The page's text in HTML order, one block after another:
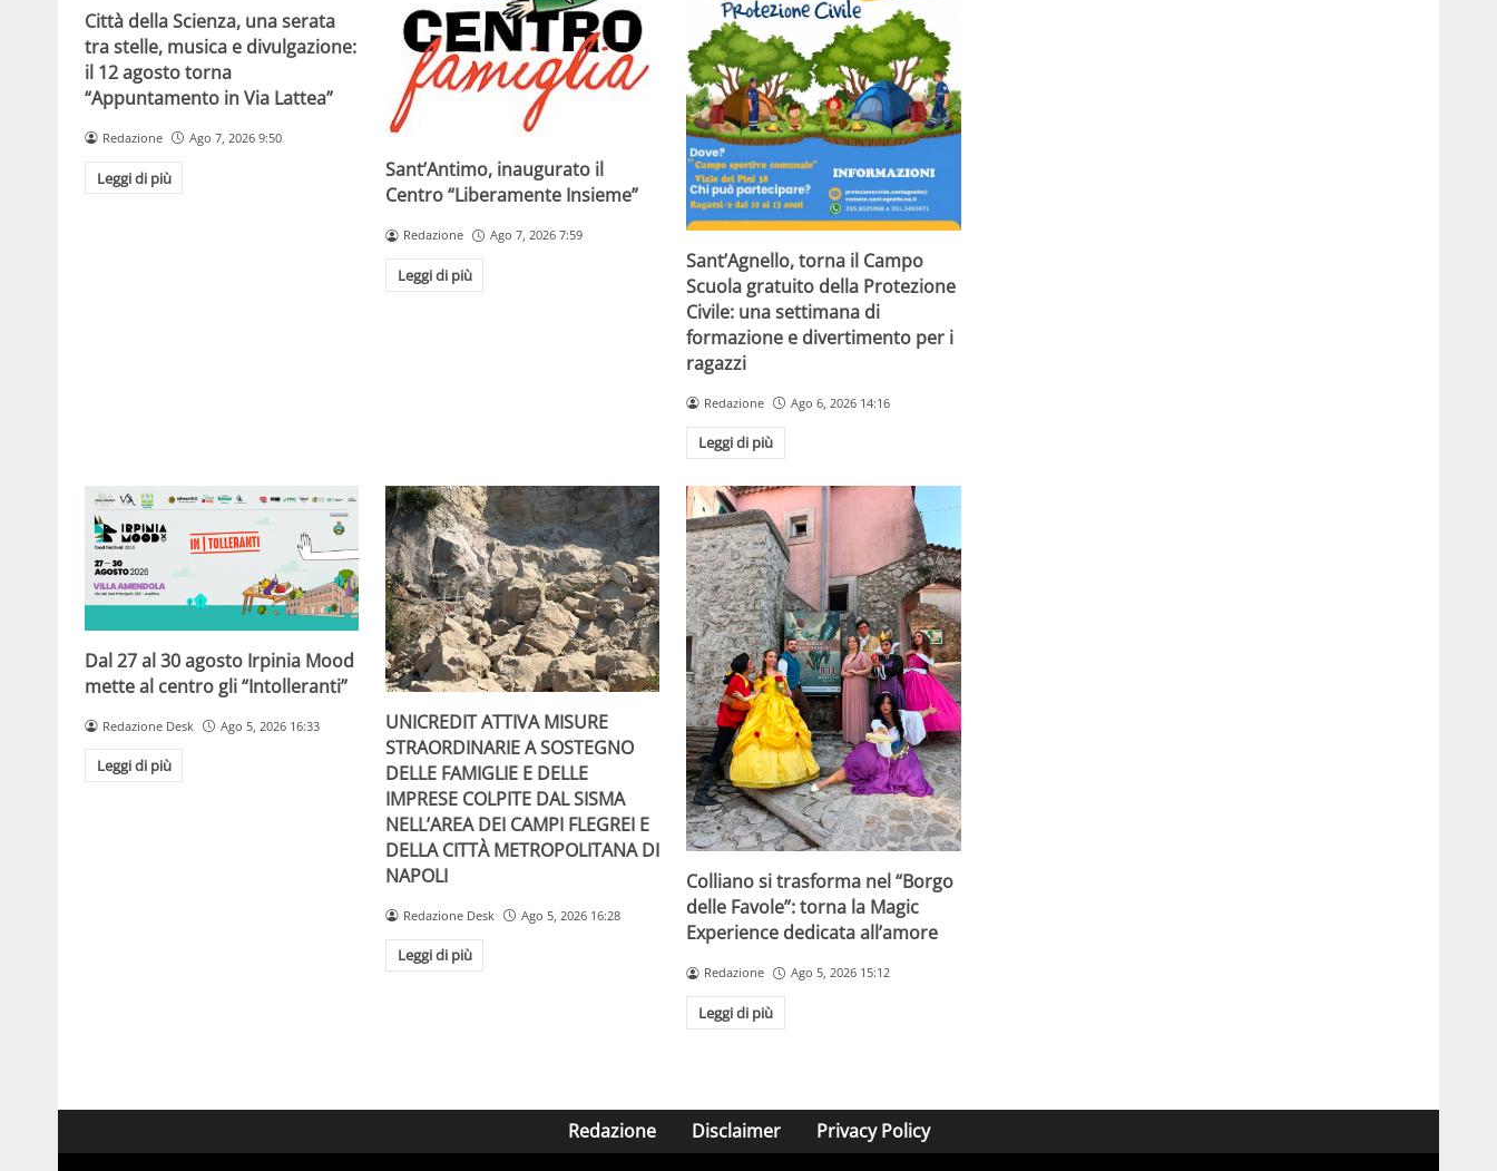
Città della Scienza, una serata
tra stelle, musica e divulgazione:
il 12 agosto torna
“Appuntamento in Via Lattea”
Redazione Ago 7, 2026 9:50
Leggi di più
Sant’Antimo, inaugurato il
Centro “Liberamente Insieme”
Redazione Ago 7, 2026 7:59
Leggi di più
Sant’Agnello, torna il Campo
Scuola gratuito della Protezione
Civile: una settimana di
formazione e divertimento per i
ragazzi
Redazione Ago 6, 2026 14:16
Leggi di più
Dal 27 al 30 agosto Irpinia Mood
mette al centro gli “Intolleranti”
Redazione Desk Ago 5, 2026 16:33
Leggi di più
UNICREDIT ATTIVA MISURE
STRAORDINARIE A SOSTEGNO
DELLE FAMIGLIE E DELLE
IMPRESE COLPITE DAL SISMA
NELL’AREA DEI CAMPI FLEGREI E
DELLA CITTÀ METROPOLITANA DI
NAPOLI
Redazione Desk Ago 5, 2026 16:28
Leggi di più
Colliano si trasforma nel “Borgo
delle Favole”: torna la Magic
Experience dedicata all’amore
Redazione Ago 5, 2026 15:12
Leggi di più
Redazione Disclaimer Privacy Policy